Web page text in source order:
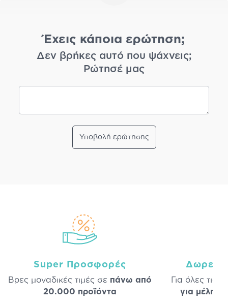
Έχεις κάποια ερώτηση;
Δεν βρήκες αυτό που ψάχνεις;
Ρώτησέ μας
Υποβολή ερώτησης
Super Προσφορές
Βρες μοναδικές τιμές σε πάνω από
20.000 προϊόντα
Δωρεάν
Για όλες τις
για μέλη